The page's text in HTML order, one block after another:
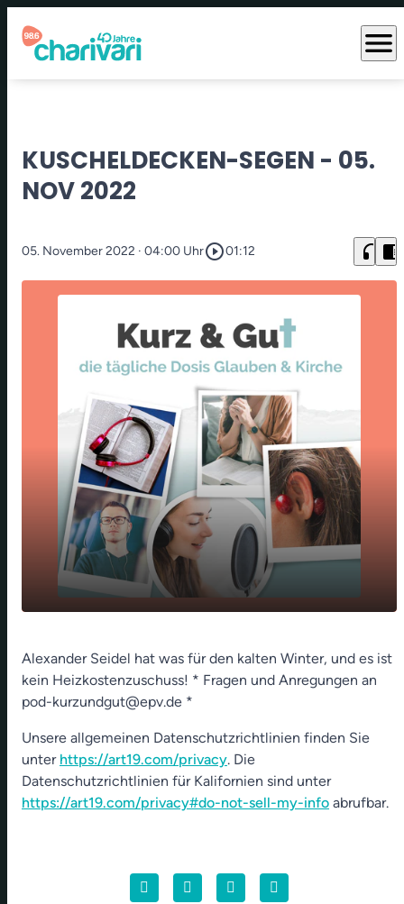
menu
KUSCHELDECKEN-SEGEN - 05.
NOV 2022
05. November 2022 · 04:00 Uhrplay_circle_outline01:12 headphones chrome_reader_mode
play_arrow
00:00 01:12
Alexander Seidel hat was für den kalten Winter, und es ist
kein Heizkostenzuschuss! * Fragen und Anregungen an
pod-kurzundgut@epv.de *
Unsere allgemeinen Datenschutzrichtlinien finden Sie
unter https://art19.com/privacy. Die
Datenschutzrichtlinien für Kalifornien sind unter
https://art19.com/privacy#do-not-sell-my-info abrufbar.